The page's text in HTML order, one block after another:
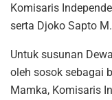
Komisaris
serta Djoko Sapto
Untuk susunan
oleh sosok sebagai
Mamka, Komisaris